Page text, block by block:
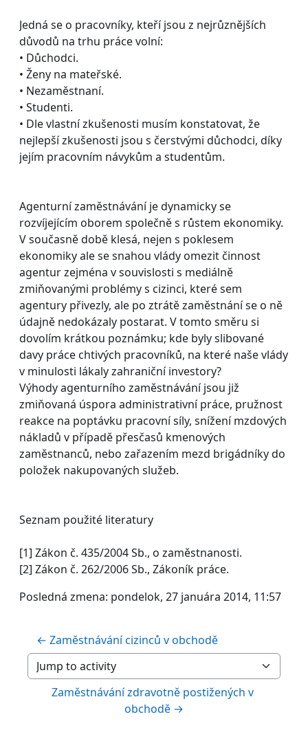
Jedná se o pracovníky, kteří jsou z nejrůznějších
důvodů na trhu práce volní:
• Důchodci.
• Ženy na mateřské.
• Nezaměstnaní.
• Studenti.
• Dle vlastní zkušenosti musím konstatovat, že
nejlepší zkušenosti jsou s čerstvými důchodci, díky
jejím pracovním návykům a studentům.
Agenturní zaměstnávání je dynamicky se
rozvíjejícím oborem společně s růstem ekonomiky.
V současně době klesá, nejen s poklesem
ekonomiky ale se snahou vlády omezit činnost
agentur zejména v souvislosti s mediálně
zmiňovanými problémy s cizinci, které sem
agentury přivezly, ale po ztrátě zaměstnání se o ně
údajně nedokázaly postarat. V tomto směru si
dovolím krátkou poznámku; kde byly slibované
davy práce chtivých pracovníků, na které naše vlády
v minulosti lákaly zahraniční investory?
Výhody agenturního zaměstnávání jsou již
zmiňovaná úspora administrativní práce, pružnost
reakce na poptávku pracovní síly, snížení mzdových
nákladů v případě přesčasů kmenových
zaměstnanců, nebo zařazením mezd brigádníky do
položek nakupovaných služeb.
Seznam použité literatury
[1] Zákon č. 435/2004 Sb., o zaměstnanosti.
[2] Zákon č. 262/2006 Sb., Zákoník práce.
Posledná zmena: pondelok, 27 januára 2014, 11:57
← Zaměstnávání cizinců v obchodě
Jump to activity
Zaměstnávání zdravotně postižených v
obchodě →